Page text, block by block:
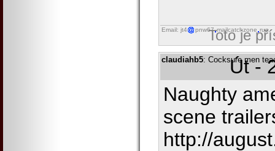
Email: jt4 pnw67 mailcatchzone run
Toto je
claudiahb5: Cocksure men
Út -
Naughty
scene
http://